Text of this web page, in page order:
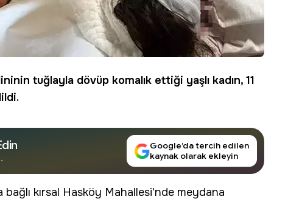
tuğlayla dövüp komalık ettiği yaşlı kadın, 11
Google’da tercih edilen
kaynak olarak ekleyin
kırsal Hasköy Mahallesi'nde meydana